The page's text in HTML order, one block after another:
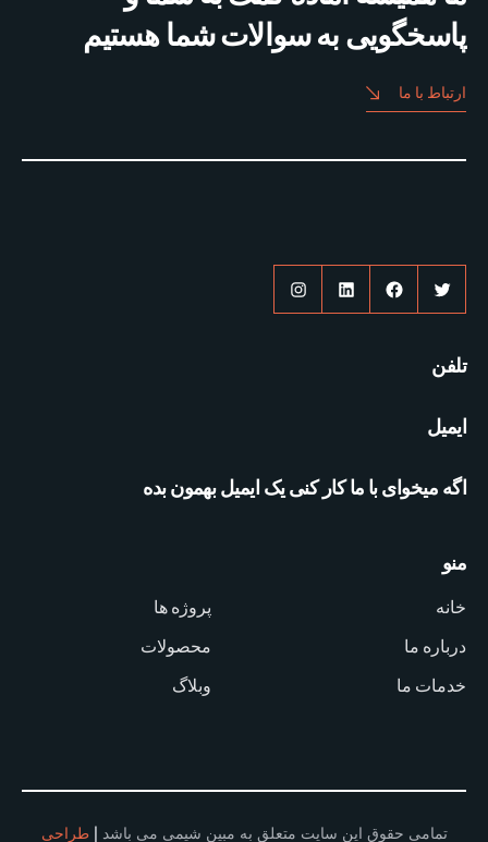
پاسخگویی به سوالات شما هستیم
ارتباط با ما
توییتر فیس‌بوکلینکدایناینستاگرم
تلفن
ایمیل
اگه میخوای با ما کار کنی یک ایمیل بهمون بده
منو
خانه
درباره ما
خدمات ما
پروژه ها
محصولات
وبلاگ
تمامی حقوق این سایت متعلق به مبین شیمی می باشد |طراحی